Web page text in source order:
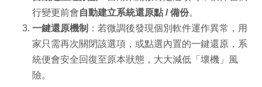
行變更前會自動建立系統還原點 / 備份。
一鍵還原機制 ：若微調後發現個別軟件運作異常，用
家只需再次關閉該選項，或點選內置的一鍵還原，系
統便會安全回復至原本狀態，大大減低「壞機」風
險。